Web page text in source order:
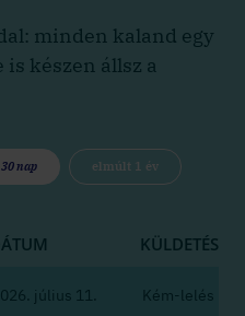
minden kaland egy
is készen állsz a
nap elmúlt 1 év
KÜLDETÉS
július 11. Kém-lelés